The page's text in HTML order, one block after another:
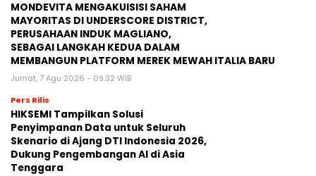
MONDEVITA MENGAKUISISI SAHAM
MAYORITAS DI UNDERSCORE DISTRICT,
PERUSAHAAN INDUK MAGLIANO,
SEBAGAI LANGKAH KEDUA DALAM
MEMBANGUN PLATFORM MEREK MEWAH ITALIA BARU
Jumat, 7 Agu 2026 - 09:32 WIB
Pers Rilis
HIKSEMI Tampilkan Solusi
Penyimpanan Data untuk Seluruh
Skenario di Ajang DTI Indonesia 2026,
Dukung Pengembangan AI di Asia
Tenggara